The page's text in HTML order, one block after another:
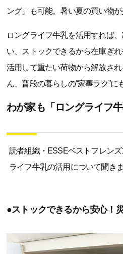
ング」も可能。暑い夏の買い物が
ロングライフ牛乳を活用すれば
い、ストックできるから在庫ぎ
活用して重たい荷物から解放さ
ん、普段の暮らしの“家事ラク”に
わが家も「ロングライフ
読者組織・ESSEベストフレン
ライフ牛乳の活用について聞きま
●ストックできるから安心！